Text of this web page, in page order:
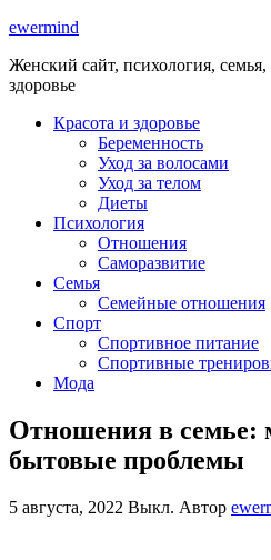
ewermind
Женский сайт, психология,
здоровье
Красота и здоровье
Беременность
Уход за волосами
Уход за телом
Диеты
Психология
Отношения
Саморазвитие
Семья
Семейные отношения
Спорт
Спортивное питание
Спортивные
Мода
Отношения в семье:
бытовые проблемы
5 августа, 2022 Выкл. Автор